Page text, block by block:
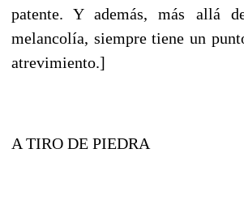
patente. Y además, más allá
melancolía, siempre tiene un
atrevimiento.]
A TIRO DE PIEDRA